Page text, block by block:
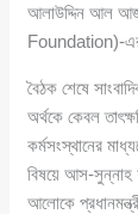
আলাউদ্দিন আল
Foundation)-এর
বৈঠক শেষে
অর্থকে কেবল
কর্মসংস্থানের
বিষয়ে আস-সুন্নাহ
আলোকে